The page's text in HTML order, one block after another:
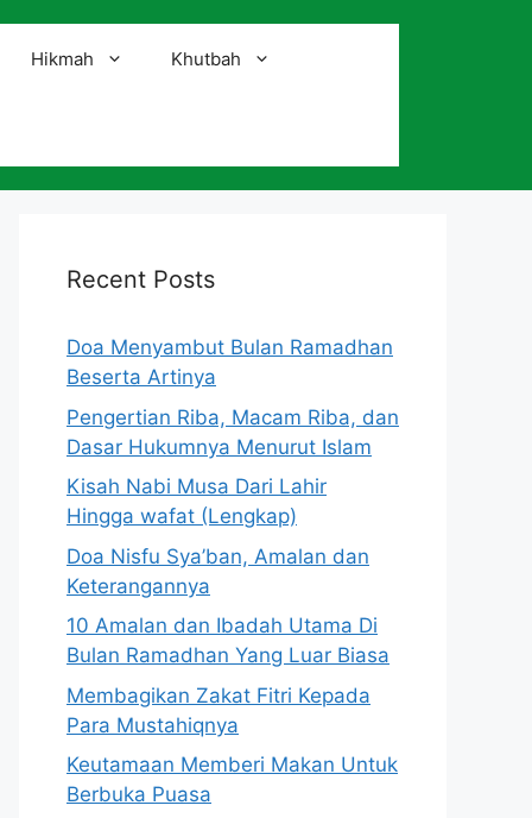
Hikmah Khutbah
Recent Posts
Doa Menyambut Bulan Ramadhan
Beserta Artinya
Pengertian Riba, Macam Riba, dan
Dasar Hukumnya Menurut Islam
Kisah Nabi Musa Dari Lahir
Hingga wafat (Lengkap)
Doa Nisfu Sya’ban, Amalan dan
Keterangannya
10 Amalan dan Ibadah Utama Di
Bulan Ramadhan Yang Luar Biasa
Membagikan Zakat Fitri Kepada
Para Mustahiqnya
Keutamaan Memberi Makan Untuk
Berbuka Puasa